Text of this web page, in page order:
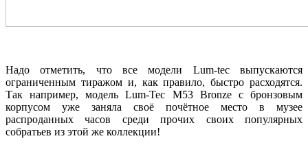
Надо отметить, что все модели Lum-tecвыпускаются
ограниченным тиражом и, как правило, быстро расходятся.
Так например, модель Lum-Tec M53 Bronze с бронзовым
корпусом уже заняла своё почётное место в музее
распроданных часов среди прочих своих популярных
собратьев из этой же коллекции!